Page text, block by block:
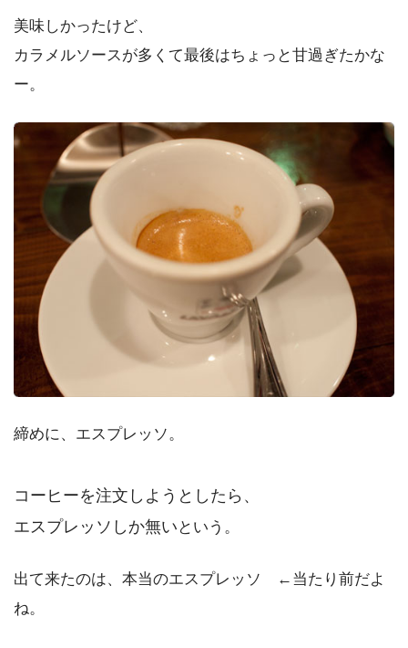
美味しかったけど、
カラメルソースが多くて最後はちょっと甘過ぎたかな
ー。
締めに、エスプレッソ。
コーヒーを注文しようとしたら、
エスプレッソしか無い という。
出て来たのは、本当のエスプレッソ ←当たり前だよ
ね。